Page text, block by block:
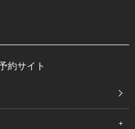
約サイト